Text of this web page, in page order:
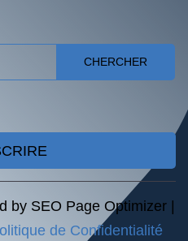
CHERCHER
SEO Page Optimizer |
de Confidentialité